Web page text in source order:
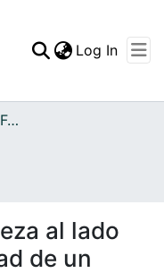
Log In
Archivo del Patrimonio Fotográfico y Fílmico del Valle del Cauca
al lado
de un